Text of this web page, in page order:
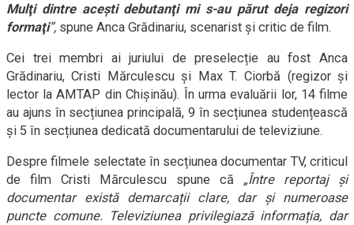
Mulţi dintre aceşti debutanţi mi s-au părut deja regizori
formaţi”, spune Anca Grădinariu, scenarist și critic de film.
Cei trei membri ai juriului de preselecție au fost Anca
Grădinariu, Cristi Mărculescu și Max T. Ciorbă (regizor și
lector la AMTAP din Chișinău). În urma evaluării lor, 14 filme
au ajuns în secțiunea principală, 9 în secțiunea studențească
și 5 în secțiunea dedicată documentarului de televiziune.
Despre filmele selectate în secțiunea documentar TV, criticul
de film Cristi Mărculescu spune că „Între reportaj și
documentar există demarcații clare, dar și numeroase
puncte comune. Televiziunea privilegiază informația, dar